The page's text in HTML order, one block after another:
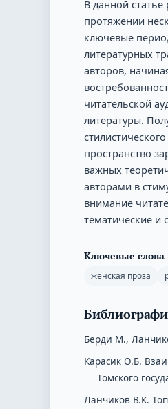
В данной
протяжении
ключевые
литературных
авторов,
читательской
литературы.
пространство
важных
авторами в
внимание
тематические и
Ключевые слова
женская проза
Берди М.,
Карасик О.Б.
Томского
Ланчиков В.К.